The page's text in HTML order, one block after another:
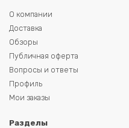
О компании
Доставка
Обзоры
Публичная оферта
Вопросы и ответы
Профиль
Мои заказы
Разделы